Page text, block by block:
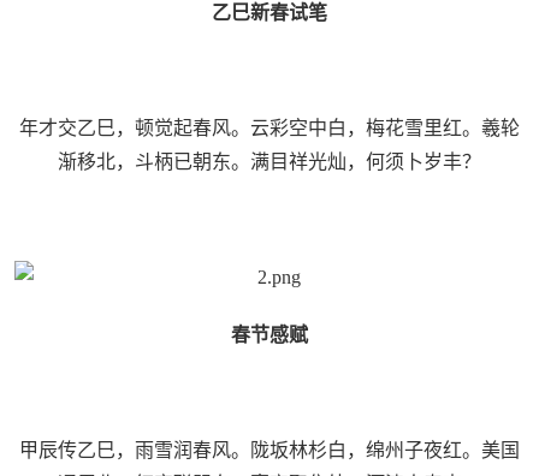
乙巳新春试笔
年才交乙巳，顿觉起春风。云彩空中白，梅花雪里红。羲轮
渐移北，斗柄已朝东。满目祥光灿，何须卜岁丰？
春节感赋
甲辰传乙巳，雨雪润春风。陇坂林杉白，绵州子夜红。美国